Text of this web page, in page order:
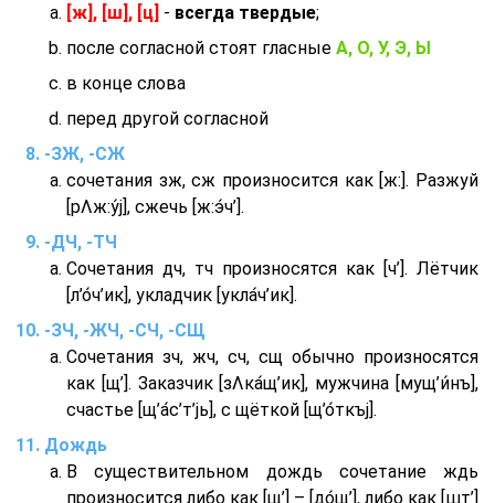
[ж], [ш], [ц] - всегда твердые;
после согласной стоят гласные А, О, У, Э, Ы
в конце слова
перед другой согласной
-ЗЖ, -СЖ
сочетания зж, сж произносится как [ж:]. Разжуй
[рΛж:у́j], сжечь [ж:э́ч’].
-ДЧ, -ТЧ
Сочетания дч, тч произносятся как [ч’]. Лётчик
[л’о́ч’ик], укладчик [укла́ч’ик].
-ЗЧ, -ЖЧ, -СЧ, -СЩ
Сочетания зч, жч, сч, сщ обычно произносятся
как [щ’]. Заказчик [зΛка́щ’ик], мужчина [мущ’и́нъ],
счастье [щ’а́с’т’jь], с щёткой [щ’о́ткъj].
Дождь
В существительном дождь сочетание ждь
произносится либо как [щ’] – [до́щ’], либо как [шт’]